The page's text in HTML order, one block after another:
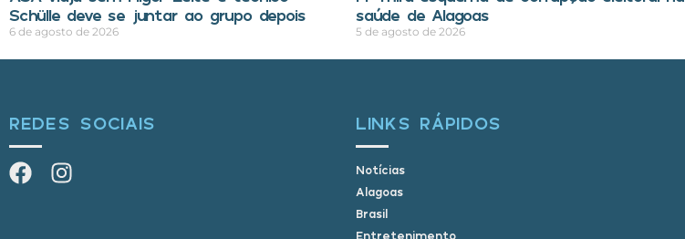
Schülle deve se juntar ao grupo depois
6 de agosto de 2026
saúde de Alagoas
5 de agosto de 2026
REDES SOCIAIS LINKS RÁPIDOS
Notícias
Alagoas
Brasil
Entretenimento